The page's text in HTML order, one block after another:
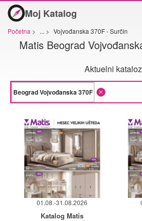
Moj Katalog
Početna > ... > Vojvođanska 370F - Surčin
Matis Beograd
Aktuelni
01.08.-31.08.2026
Katalog Matis